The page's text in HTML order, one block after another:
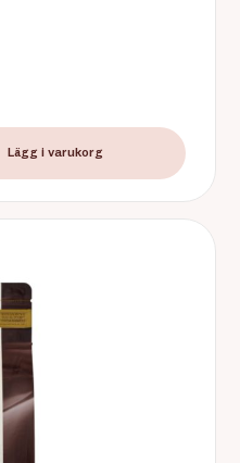
Lägg i varukorg